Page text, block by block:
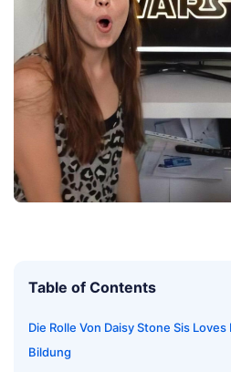
Table of Contents
Die Rolle Von Daisy Stone Sis
Bildung